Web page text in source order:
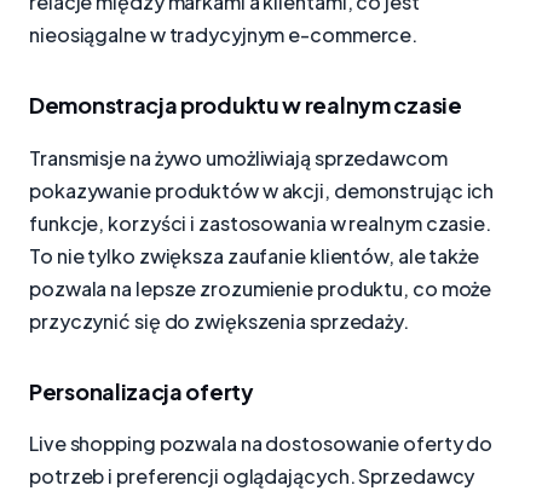
nieosiągalne w tradycyjnym e-commerce.
Demonstracja produktu w realnym czasie
Transmisje na żywo umożliwiają sprzedawcom
pokazywanie produktów w akcji, demonstrując ich
funkcje, korzyści i zastosowania w realnym czasie.
To nie tylko zwiększa zaufanie klientów, ale także
pozwala na lepsze zrozumienie produktu, co może
przyczynić się do zwiększenia sprzedaży.
Personalizacja oferty
Live shopping pozwala na dostosowanie oferty do
potrzeb i preferencji oglądających. Sprzedawcy